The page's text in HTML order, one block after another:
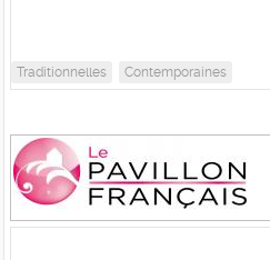
Traditionnelles Contemporaines